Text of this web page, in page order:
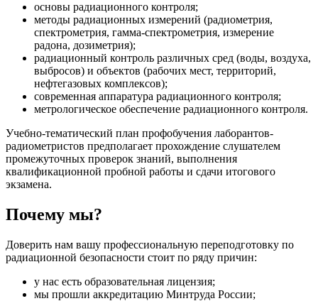
основы радиационного контроля;
методы радиационных измерений (радиометрия,
спектрометрия, гамма-спектрометрия, измерение
радона, дозиметрия);
радиационный контроль различных сред (воды, воздуха,
выбросов) и объектов (рабочих мест, территорий,
нефтегазовых комплексов);
современная аппаратура радиационного контроля;
метрологическое обеспечение радиационного контроля.
Учебно-тематический план профобучения лаборантов-
радиометристов предполагает прохождение слушателем
промежуточных проверок знаний, выполнения
квалификационной пробной работы и сдачи итогового
экзамена.
Почему мы?
Доверить нам вашу профессиональную переподготовку по
радиационной безопасности стоит по ряду причин:
у нас есть образовательная лицензия;
мы прошли аккредитацию Минтруда России;